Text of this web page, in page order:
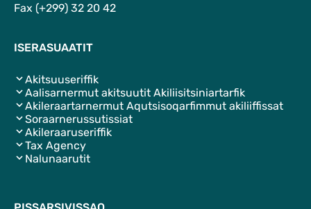
Fax (+299) 32 20 42
ISERASUAATIT
Akitsuuseriffik
Aalisarnermut akitsuutit Akiliisitsiniartarfik
Akileraartarnermut Aqutsisoqarfimmut akiliiffissat
Soraarnerussutissiat
Akileraaruseriffik
Tax Agency
Nalunaarutit